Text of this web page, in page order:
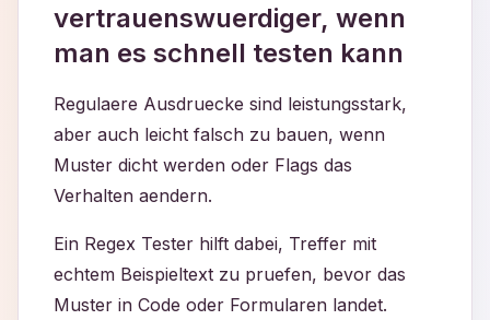
vertrauenswuerdiger, wenn
man es schnell testen kann
Regulaere Ausdruecke sind leistungsstark,
aber auch leicht falsch zu bauen, wenn
Muster dicht werden oder Flags das
Verhalten aendern.
Ein Regex Tester hilft dabei, Treffer mit
echtem Beispieltext zu pruefen, bevor das
Muster in Code oder Formularen landet.